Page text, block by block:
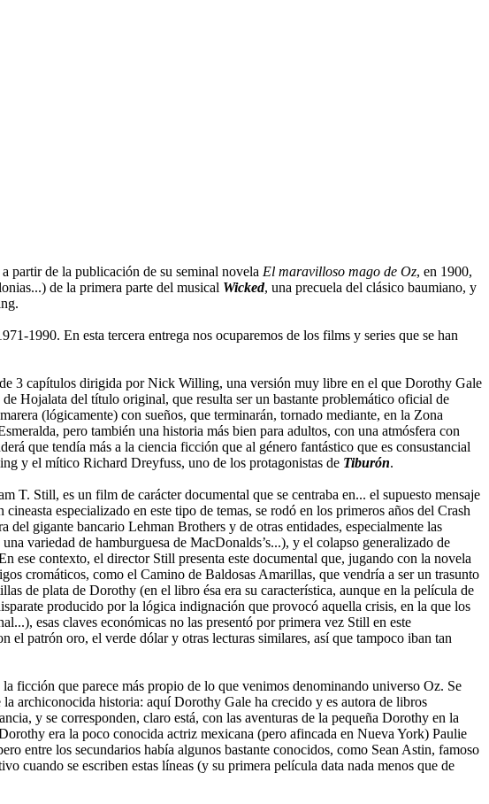
partir de la publicación de su seminal novela El maravilloso mago de Oz, en 1900,
de la primera parte del musical Wicked, una precuela del clásico baumiano, y
1990. En esta tercera entrega nos ocuparemos de los films y series que se han
3 capítulos dirigida por Nick Willing, una versión muy libre en el que Dorothy Gale
Hojalata del título original, que resulta ser un bastante problemático oficial de
(lógicamente) con sueños, que terminarán, tornado mediante, en la Zona
pero también una historia más bien para adultos, con una atmósfera con
que tendía más a la ciencia ficción que al género fantástico que es consustancial
y el mítico Richard Dreyfuss, uno de los protagonistas de Tiburón.
T. Still, es un film de carácter documental que se centraba en... el supuesto mensaje
especializado en este tipo de temas, se rodó en los primeros años del Crash
del gigante bancario Lehman Brothers y de otras entidades, especialmente las
variedad de hamburguesa de MacDonalds’s...), y el colapso generalizado de
ese contexto, el director Still presenta este documental que, jugando con la novela
cromáticos, como el Camino de Baldosas Amarillas, que vendría a ser un trasunto
de plata de Dorothy (en el libro ésa era su característica, aunque en la película de
producido por la lógica indignación que provocó aquella crisis, en la que los
esas claves económicas no las presentó por primera vez Still en este
patrón oro, el verde dólar y otras lecturas similares, así que tampoco iban tan
ficción que parece más propio de lo que venimos denominando universo Oz. Se
archiconocida historia: aquí Dorothy Gale ha crecido y es autora de libros
y se corresponden, claro está, con las aventuras de la pequeña Dorothy en la
era la poco conocida actriz mexicana (pero afincada en Nueva York) Paulie
entre los secundarios había algunos bastante conocidos, como Sean Astin, famoso
cuando se escriben estas líneas (y su primera película data nada menos que de